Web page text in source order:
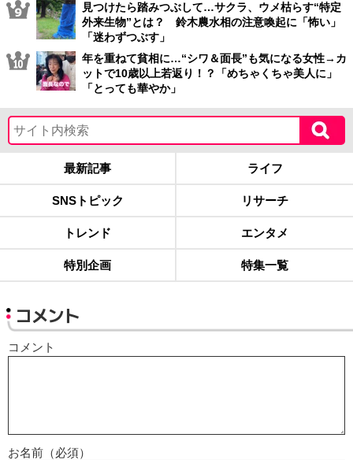
見つけたら踏みつぶして…サクラ、ウメ枯らす“特定
外来生物”とは？ 鈴木農水相の注意喚起に「怖い」
「迷わずつぶす」
年を重ねて貧相に…“シワ＆面長”も気になる女性→カ
ットで10歳以上若返り！？「めちゃくちゃ美人に」
「とっても華やか」
最新記事 ライフ
SNSトピック リサーチ
トレンド エンタメ
特別企画 特集一覧
コメント
コメント
お名前（必須）